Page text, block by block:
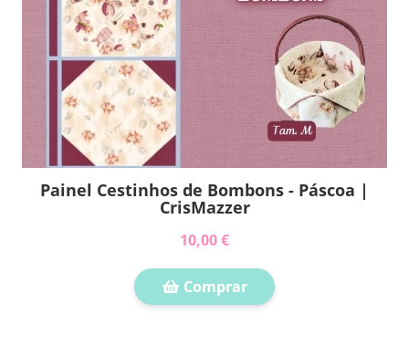
Painel Cestinhos de Bombons - Páscoa |
CrisMazzer
10,00 €
Comprar